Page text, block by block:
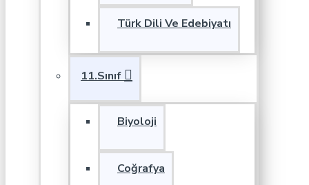
Türk Dili Ve Edebiyatı
11.Sınıf
Biyoloji
Coğrafya